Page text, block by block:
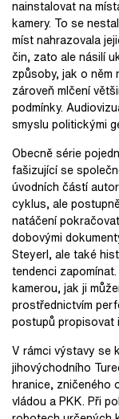
nainstalovat na
kamery. To se
míst nahrazovala
čin, zato ale násilí
způsoby, jak o něm
zároveň mlčení
podmínky.
smyslu politickými
Obecně série
fašizující se
úvodních částí
cyklus, ale
natáčení
dobovými
Steyerl, ale také
tendenci
kamerou, jak ji
prostřednictvím
postupů propisovat
V rámci výstavy se
jihovýchodního
hranice, zničeného
vládou a PKK. Při